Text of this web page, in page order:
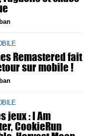
Remastered fait
sur mobile !
jeux : I Am
CookieRun